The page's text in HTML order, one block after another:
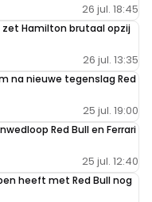
26 jul. 18:45
Hamilton brutaal opzij
26 jul. 13:35
na nieuwe tegenslag Red
25 jul. 19:00
Red Bull en Ferrari
25 jul. 12:40
heeft met Red Bull nog